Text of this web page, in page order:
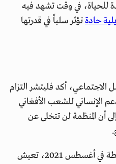
للحياة، في وقت تشهد فيه
حادةتؤثر سلباً في قدرتها
أكد فليتشر التزام
الإنساني للشعب الأفغاني
أن المنظمة لن تتخلى عن
منذ عودة حركة طالبان إلى السلطة في أغسطس 2021، تعيش